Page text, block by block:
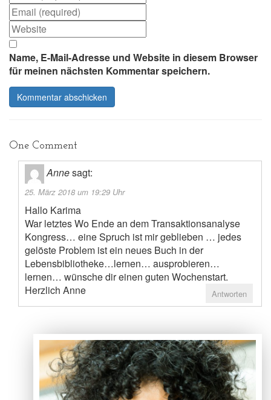
Name, E-Mail-Adresse und Website in diesem Browser
für meinen nächsten Kommentar speichern.
One Comment
Annesagt:
25. März 2018 um 19:29 Uhr
Hallo Karima
War letztes Wo Ende an dem Transaktionsanalyse
Kongress… eine Spruch ist mir geblieben … jedes
gelöste Problem ist ein neues Buch in der
Lebensbibliotheke…lernen… ausprobieren…
lernen… wünsche dir einen guten Wochenstart.
Herzlich Anne
Antworten